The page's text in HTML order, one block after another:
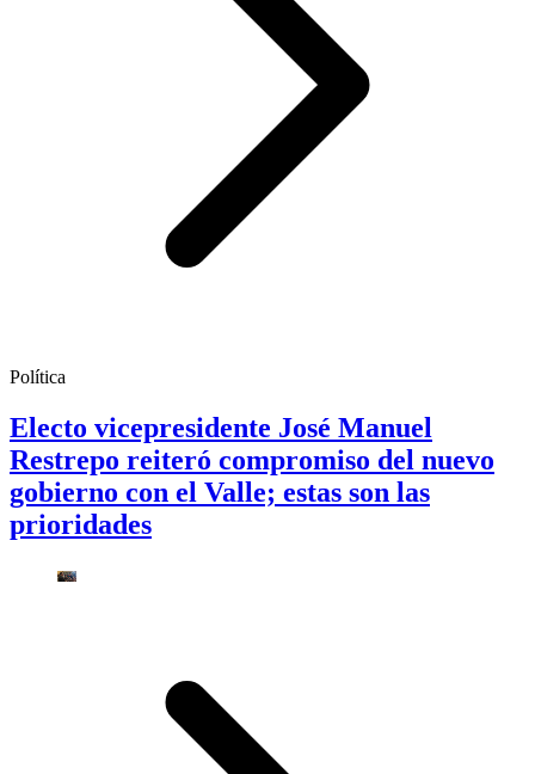
Política
Electo vicepresidente José Manuel
Restrepo reiteró compromiso del nuevo
gobierno con el Valle; estas son las
prioridades